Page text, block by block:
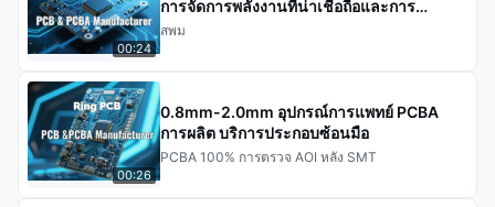
00:24
การจัดการพลังงานที่น่าเชื่อถือและการ
ประมวลผลข้อมูลที่รวดเร็ว PCBA
สพม
00:26
0.8mm-2.0mm อุปกรณ์การแพทย์ PCBA
การผลิต บริการประกอบซ้อนมือ
PCBA 100% การตรวจ AOI หลัง SMT